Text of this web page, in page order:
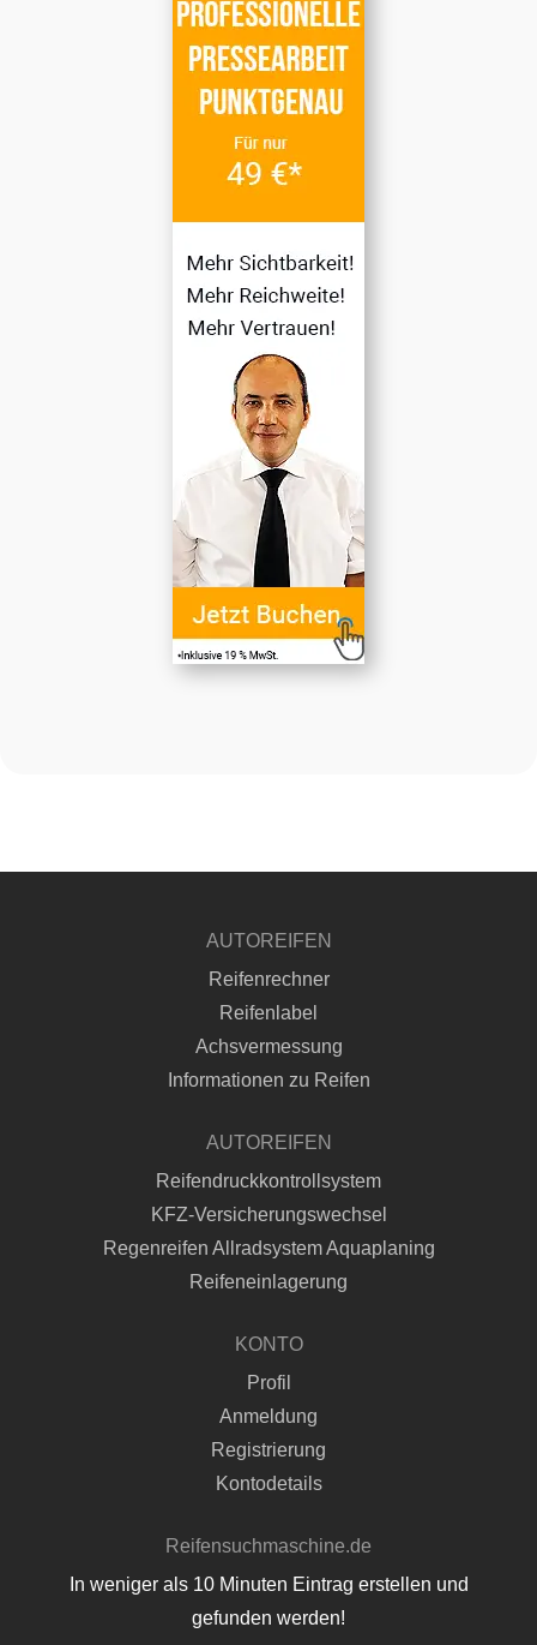
AUTOREIFEN
Reifenrechner
Reifenlabel
Achsvermessung
Informationen zu Reifen
AUTOREIFEN
Reifendruckkontrollsystem
KFZ-Versicherungswechsel
Regenreifen Allradsystem Aquaplaning
Reifeneinlagerung
KONTO
Profil
Anmeldung
Registrierung
Kontodetails
Reifensuchmaschine.de
In weniger als 10 Minuten Eintrag erstellen und
gefunden werden!